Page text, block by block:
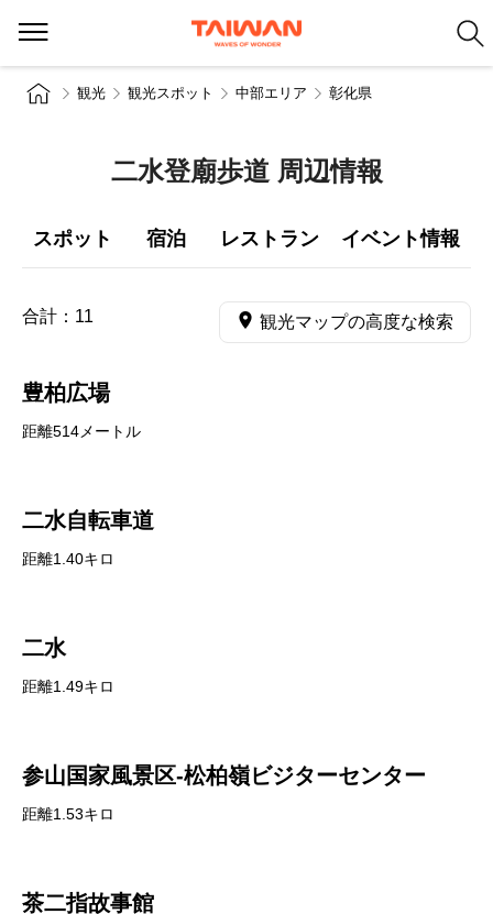
観光 観光スポット 中部エリア 彰化県
二水登廟歩道 周辺情報
スポット 宿泊 レストラン イベント情報
合計： 11 観光マップの高度な検索
豊柏広場
距離514メートル
二水自転車道
距離1.40キロ
二水
距離1.49キロ
参山国家風景区-松柏嶺ビジターセンター
距離1.53キロ
茶二指故事館